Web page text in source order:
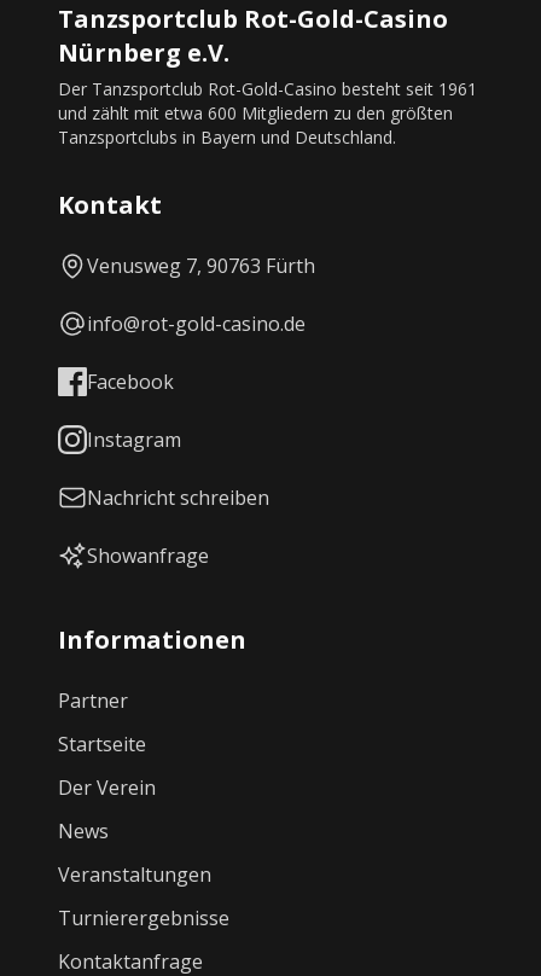
Tanzsportclub Rot-Gold-Casino
Nürnberg e.V.
Der Tanzsportclub Rot-Gold-Casino besteht seit 1961
und zählt mit etwa 600 Mitgliedern zu den größten
Tanzsportclubs in Bayern und Deutschland.
Informationen
Partner
Startseite
Der Verein
News
Veranstaltungen
Turnierergebnisse
Kontaktanfrage
Kontakt
Venusweg 7, 90763 Fürth
info@rot-gold-casino.de
Facebook
Instagram
Nachricht schreiben
Showanfrage